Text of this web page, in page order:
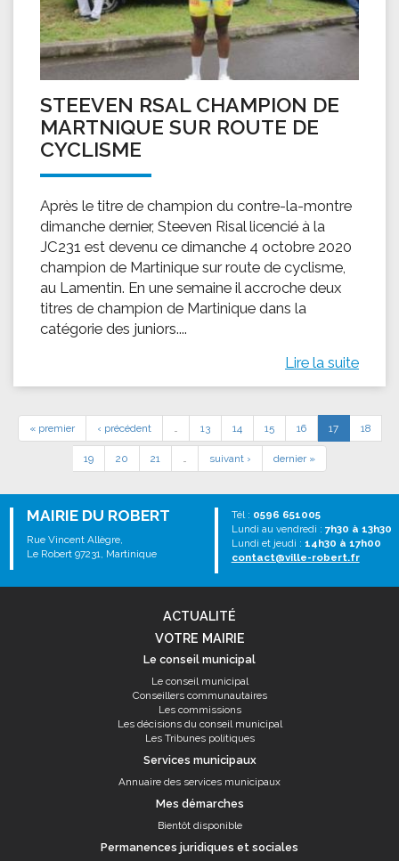
STEEVEN RSAL CHAMPION DE
MARTNIQUE SUR ROUTE DE
CYCLISME
Après le titre de champion du contre-la-montre
dimanche dernier, Steeven Risal licencié à la
JC231 est devenu ce dimanche 4 octobre 2020
champion de Martinique sur route de cyclisme,
au Lamentin. En une semaine il accroche deux
titres de champion de Martinique dans la
catégorie des juniors....
Lire la suite
« premier ‹ précédent … 13 14 15 16 17 18
19 20 21 … suivant › dernier »
MAIRIE DU ROBERT
Rue Vincent Allègre,
Le Robert 97231, Martinique
Tél : 0596 651005
Lundi au vendredi : 7h30 à 13h30
Lundi et jeudi : 14h30 à 17h00
contact@ville-robert.fr
ACTUALITÉ
VOTRE MAIRIE
Le conseil municipal
Le conseil municipal
Conseillers communautaires
Les commissions
Les décisions du conseil municipal
Les Tribunes politiques
Services municipaux
Annuaire des services municipaux
Mes démarches
Bientôt disponible
Permanences juridiques et sociales